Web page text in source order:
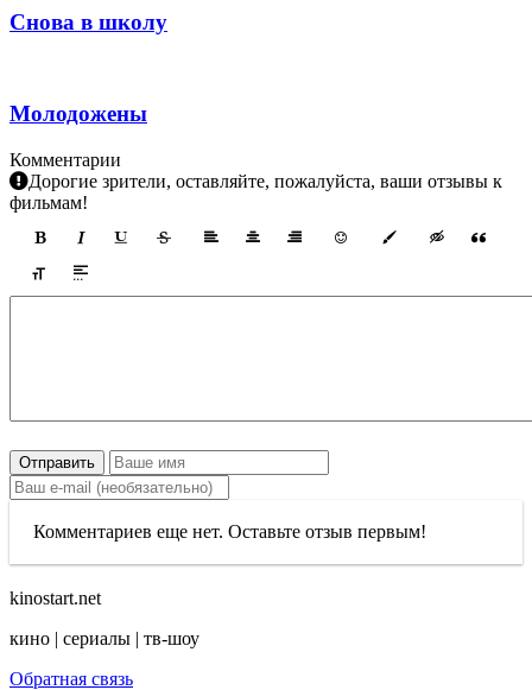
Снова в школу
Молодожены
Комментарии
Дорогие зрители, оставляйте, пожалуйста, ваши отзывы к
фильмам!
Отправить
Комментариев еще нет. Оставьте отзыв первым!
kinostart.net
кино | сериалы | тв-шоу
Обратная связь